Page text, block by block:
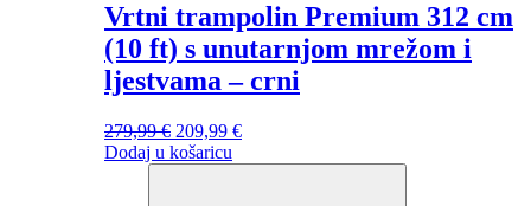
Vrtni trampolin Premium 312 cm
(10 ft) s unutarnjom mrežom i
ljestvama – crni
279,99€ Izvorna
cijena
209,99 €
Dodaj u košaricu